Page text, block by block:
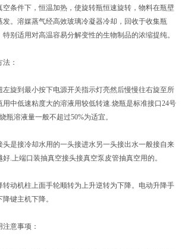
条件下，恒温加热，使旋转瓶恒速旋转，物料在瓶壁
发。溶媒蒸气经高效玻璃冷凝器冷却，回收于收集瓶
别适用对高温容易分解变性的生物制品的浓缩提纯。
：
旋到最小按下电源开关指示灯亮然后慢慢往右旋至所
用中低速粘度大的溶液用较低转速.烧瓶是标准接口24号
瓶溶液量一般不超过50%为适宜。
是接冷却水用的一头接进水另一头接出水一般接自来
.上端口装抽真空接头接真空泵皮管抽真空用的。
动机柱上面手轮顺转为上升逆转为下降。电动升降手
键主机下降。
意事项：